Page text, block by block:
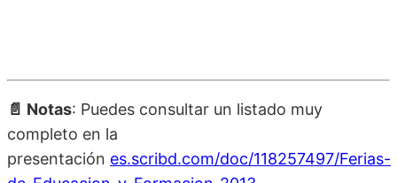
📄 Notas: Puedes consultar un listado muy
completo en la
presentación es.scribd.com/doc/118257497/Ferias-